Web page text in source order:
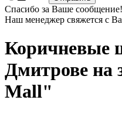
Спасибо за Ваше сообщение!
Наш менеджер свяжется с
Коричневые
Дмитрове на
Mall"